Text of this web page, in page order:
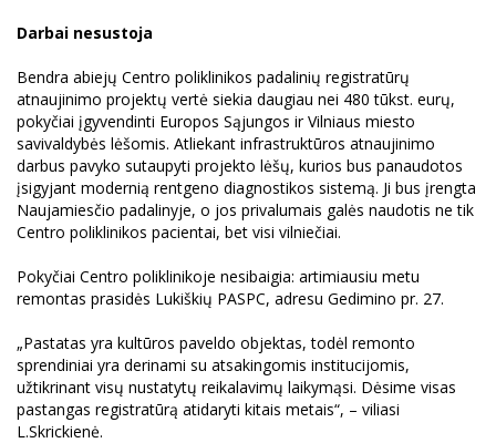
Darbai nesustoja
Bendra abiejų Centro poliklinikos padalinių registratūrų
atnaujinimo projektų vertė siekia daugiau nei 480 tūkst. eurų,
pokyčiai įgyvendinti Europos Sąjungos ir Vilniaus miesto
savivaldybės lėšomis. Atliekant infrastruktūros atnaujinimo
darbus pavyko sutaupyti projekto lėšų, kurios bus panaudotos
įsigyjant modernią rentgeno diagnostikos sistemą. Ji bus įrengta
Naujamiesčio padalinyje, o jos privalumais galės naudotis ne tik
Centro poliklinikos pacientai, bet visi vilniečiai.
Pokyčiai Centro poliklinikoje nesibaigia: artimiausiu metu
remontas prasidės Lukiškių PASPC, adresu Gedimino pr. 27.
„Pastatas yra kultūros paveldo objektas, todėl remonto
sprendiniai yra derinami su atsakingomis institucijomis,
užtikrinant visų nustatytų reikalavimų laikymąsi. Dėsime visas
pastangas registratūrą atidaryti kitais metais“, – viliasi
L.Skrickienė.